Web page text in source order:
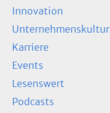
Innovation
Unternehmenskultur
Karriere
Events
Lesenswert
Podcasts